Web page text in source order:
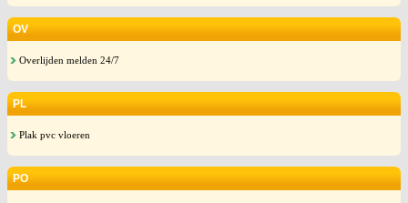
OV
Overlijden melden 24/7
PL
Plak pvc vloeren
PO